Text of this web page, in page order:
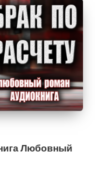
Любовный